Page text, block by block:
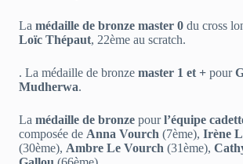
La médaille de bronze master 0 du cross
Loïc Thépaut, 22ème au scratch.
. La médaille de bronze master 1 et + pour
Mudherwa.
La médaille de bronze pourl’équipe
composée de Anna Vourch (7ème), Irène
(30ème), Ambre Le Vourch (31ème),